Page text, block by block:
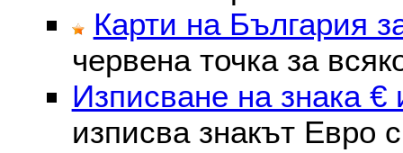
Карти на България
червена точка за
Изписване на знака €
изписва знакът Евро